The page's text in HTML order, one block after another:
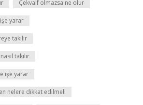
Çekvalf olmazsa ne olur
yarar
takılır
takılır
işe yarar
nelere dikkat edilmeli